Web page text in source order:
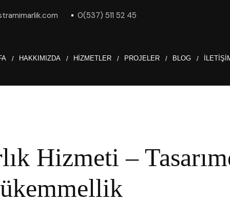
0(537) 511 52 45
HAKKIMIZDA HIZMETLER PROJELER BLOG
Hizmeti –